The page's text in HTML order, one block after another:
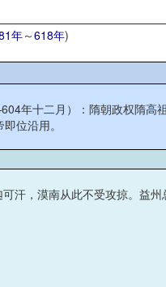
年～618年)
年十二月）：隋朝政权隋高
位沿用。
汗，漠南从此不受攻掠。益